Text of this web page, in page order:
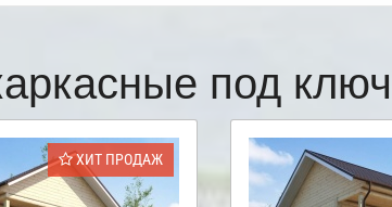
под
ХИТ ПРОДАЖ